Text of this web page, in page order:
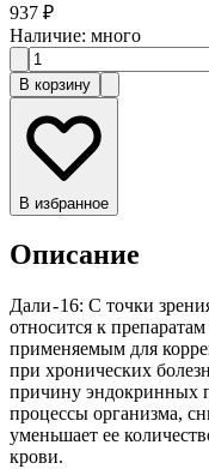
937 ₽
Наличие: много
В корзину
В избранное
Описание
Дали - 16: С точки
относится к
применяемым для
при хронических
причину эндокринных
процессы организма,
уменьшает ее
крови.